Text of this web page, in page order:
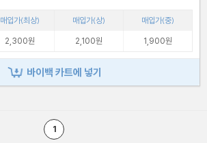
매입가(최상) 매입가(상)
매입가(중)
2,300원 2,100원 1,900원
바이백 카트에 넣기
1